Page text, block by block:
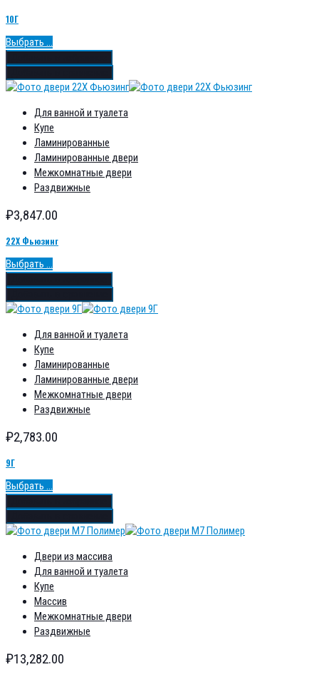
10Г
Выбрать ...
Для ванной и туалета
Купе
Ламинированные
Ламинированные двери
Межкомнатные двери
Раздвижные
₽3,847.00
22Х Фьюзинг
Выбрать ...
Для ванной и туалета
Купе
Ламинированные
Ламинированные двери
Межкомнатные двери
Раздвижные
₽2,783.00
9Г
Выбрать ...
Двери из массива
Для ванной и туалета
Купе
Массив
Межкомнатные двери
Раздвижные
₽13,282.00